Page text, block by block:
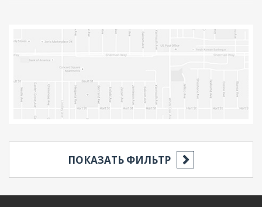
ПОКАЗАТЬ ФИЛЬТР